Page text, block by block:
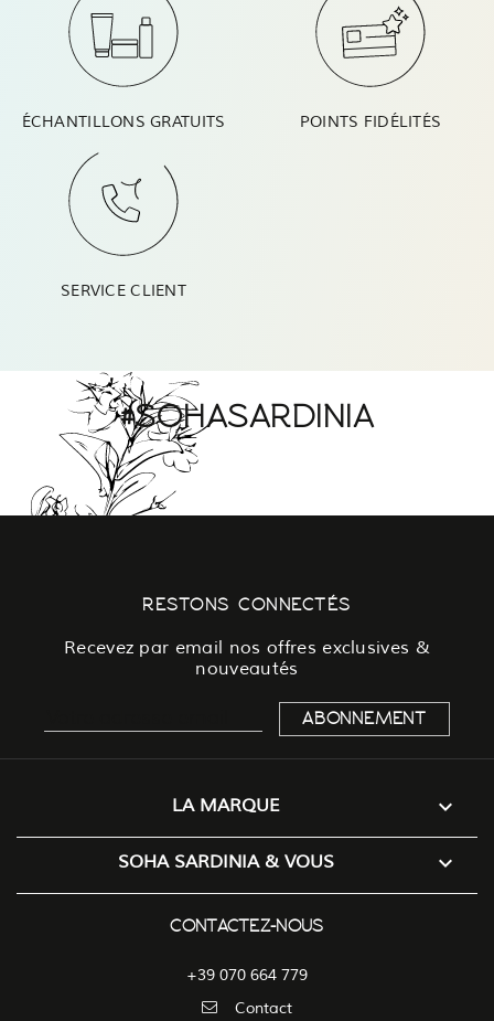
ÉCHANTILLONS GRATUITS POINTS FIDÉLITÉS
SERVICE CLIENT
#SOHASARDINIA
RESTONS CONNECTÉS
Recevez par email nos offres exclusives &
nouveautés
LA MARQUE 
SOHA SARDINIA & VOUS 
CONTACTEZ-NOUS
+39 070 664 779
Contact